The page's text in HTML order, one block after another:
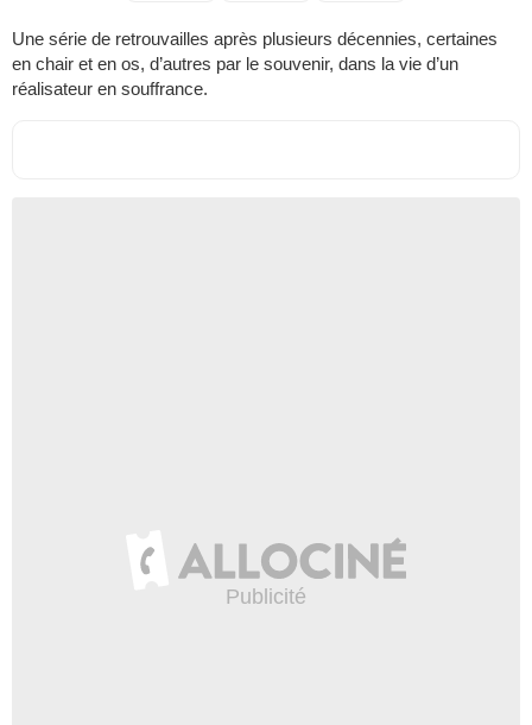
Une série de retrouvailles après plusieurs décennies, certaines
en chair et en os, d’autres par le souvenir, dans la vie d’un
réalisateur en souffrance.